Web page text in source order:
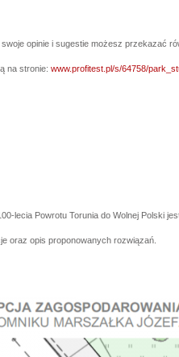
opinie i sugestie możesz przekazać
na stronie: www.profitest.pl/s/64758/
lecia Powrotu Torunia do Wolnej Polski
oraz opis proponowanych rozwiązań.